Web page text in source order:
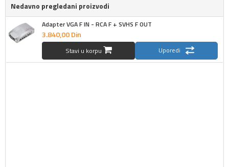
Nedavno pregledani proizvodi
Adapter VGA F IN - RCA F + SVHS F OUT
3.840,00Din
Stavi u korpu Uporedi